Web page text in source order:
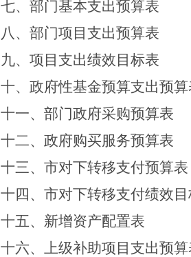
七、部门基本支出预算表
八、 部门项目支出预算表
九、项目支出绩效目标表
十、政府性基金预算支出预算
十一、部门政府采购预算表
十二、政府购买服务预算表
十三、 市对下转移支付预算表
十四、 市对下转移支付绩效
十五、新增资产配置表
十六、上级补助项目支出预算